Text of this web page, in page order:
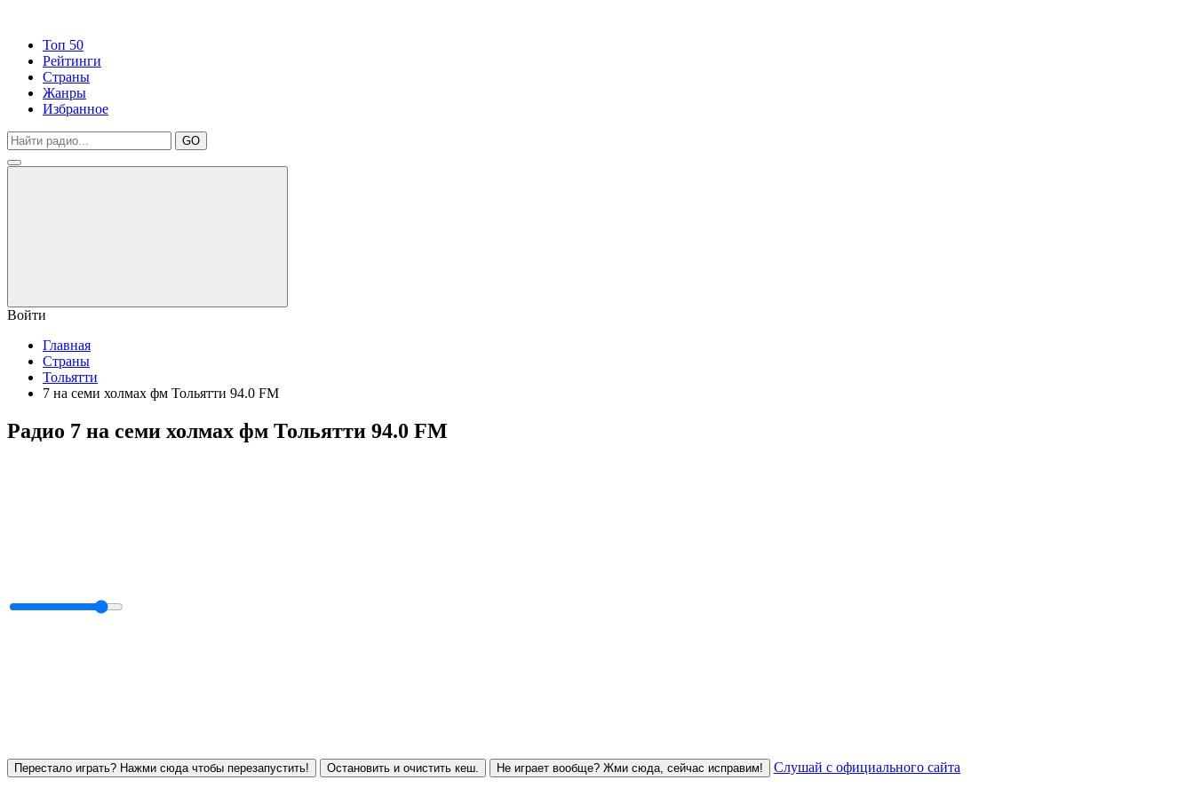
Топ 50
Рейтинги
Страны
Жанры
Избранное
GO
Войти
Главная
Страны
Тольятти
7 на семи холмах фм Тольятти 94.0 FM
Радио 7 на семи холмах фм Тольятти 94.0 FM
Перестало играть? Нажми сюда чтобы перезапустить! Остановить и очистить кеш. Не играет вообще? Жми сюда, сейчас исправим! Слушай с официального сайта